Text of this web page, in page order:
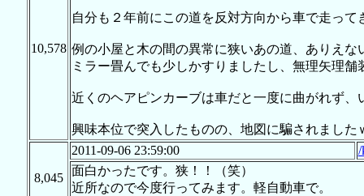
10,578
自分も２年前にこの道を反対方向から車で走って
例の小屋と木の間の異常に狭いあの道、ありえ
ミラー畳んでも少しかすりましたし、無理矢理
近くのヘアピンカーブは車だと一度に曲がれず
興味本位で突入したものの、地図に騙されました
8,045
2011-09-06 23:59:00
/
面白かったです。狭！！（笑）
近所なので今度行ってみます。軽自動車で。